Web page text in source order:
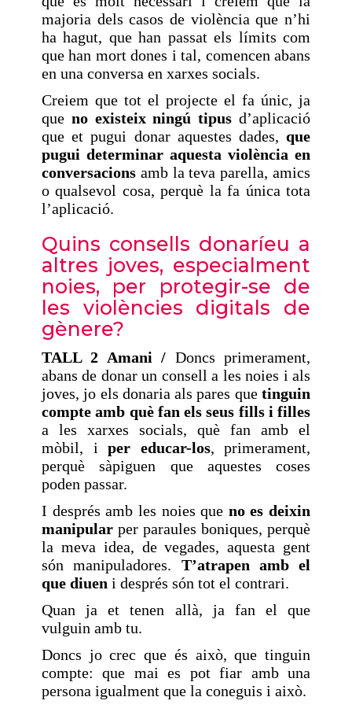
majoria dels casos de violència que n’hi
ha hagut, que han passat els límits com
que han mort dones i tal, comencen abans
en una conversa en xarxes socials.
Creiem que tot el projecte el fa únic, ja
que no existeix ningú tipus d’aplicació
que et pugui donar aquestes dades, que
pugui determinar aquesta violència en
conversacions amb la teva parella, amics
o qualsevol cosa, perquè la fa única tota
l’aplicació.
Quins consells donaríeu a
altres joves, especialment
noies, per protegir-se de
les violències digitals de
gènere?
TALL 2 Amani / Doncs primerament,
abans de donar un consell a les noies i als
joves, jo els donaria als pares que tinguin
compte amb què fan els seus fills i filles
a les xarxes socials, què fan amb el
mòbil, i per educar-los, primerament,
perquè sàpiguen que aquestes coses
poden passar.
I després amb les noies que no es deixin
manipular per paraules boniques, perquè
la meva idea, de vegades, aquesta gent
són manipuladores. T’atrapen amb el
que diuen i després són tot el contrari.
Quan ja et tenen allà, ja fan el que
vulguin amb tu.
Doncs jo crec que és això, que tinguin
compte: que mai es pot fiar amb una
persona igualment que la coneguis i això.